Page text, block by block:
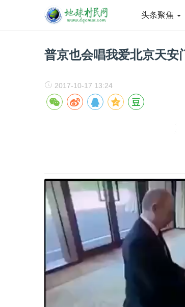
头条聚焦
普京也会唱我爱北京天安
2017-10-17 13:24